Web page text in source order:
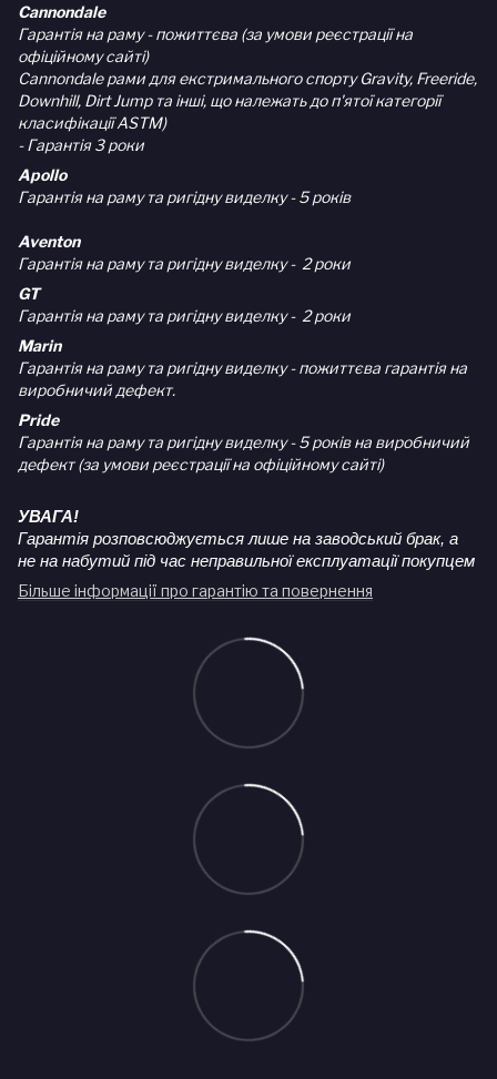
Cannondale
Гарантія на раму - пожиттєва (за умови реєстрації на
офіційному сайті)
Cannondale рами для екстримального спорту Gravity, Freeride,
Downhill, Dirt Jump та інші, що належать до п'ятої категорії
класифікації ASTM)
- Гарантія 3 роки
Apollo
Гарантія на раму та ригідну виделку - 5 років
Aventon
Гарантія на раму та ригідну виделку - 2 роки
GT
Гарантія на раму та ригідну виделку - 2 роки
Marin
Гарантія на раму та ригідну виделку - пожиттєва гарантія на
виробничий дефект.
Pride
Гарантія на раму та ригідну виделку - 5 років на виробничий
дефект (за умови реєстрації на офіційному сайті)
УВАГА!
Гарантія розповсюджується лише на заводський брак, а
не на набутий під час неправильної експлуатації покупцем
Більше інформації про гарантію та повернення